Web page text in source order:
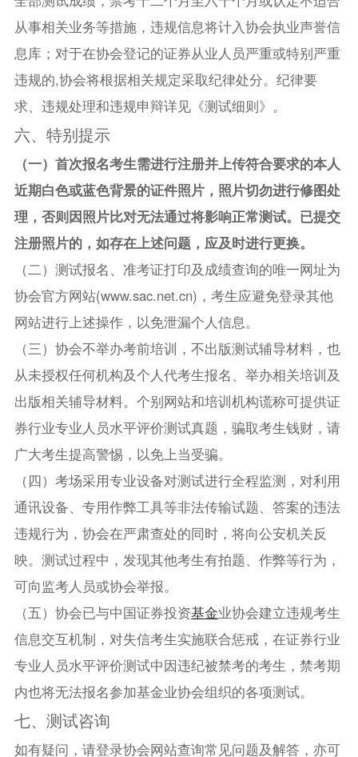
从事相关业务等措施，违规信息将计入协会执业声誉信
息库；对于在协会登记的证券从业人员严重或特别严重
违规的,协会将根据相关规定采取纪律处分。纪律要
求、违规处理和违规申辩详见《测试细则》。
六、特别提示
（一）首次报名考生需进行注册并上传符合要求的本人
近期白色或蓝色背景的证件照片，照片切勿进行修图处
理，否则因照片比对无法通过将影响正常测试。已提交
注册照片的，如存在上述问题，应及时进行更换。
（二）测试报名、准考证打印及成绩查询的唯一网址为
协会官方网站(www.sac.net.cn)，考生应避免登录其他
网站进行上述操作，以免泄漏个人信息。
（三）协会不举办考前培训，不出版测试辅导材料，也
从未授权任何机构及个人代考生报名、举办相关培训及
出版相关辅导材料。个别网站和培训机构谎称可提供证
券行业专业人员水平评价测试真题，骗取考生钱财，请
广大考生提高警惕，以免上当受骗。
（四）考场采用专业设备对测试进行全程监测，对利用
通讯设备、专用作弊工具等非法传输试题、答案的违法
违规行为，协会在严肃查处的同时，将向公安机关反
映。测试过程中，发现其他考生有拍题、作弊等行为，
可向监考人员或协会举报。
（五）协会已与中国证券投资基金业协会建立违规考生
信息交互机制，对失信考生实施联合惩戒，在证券行业
专业人员水平评价测试中因违纪被禁考的考生，禁考期
内也将无法报名参加基金业协会组织的各项测试。
七、测试咨询
如有疑问，请登录协会网站查询常见问题及解答，亦可